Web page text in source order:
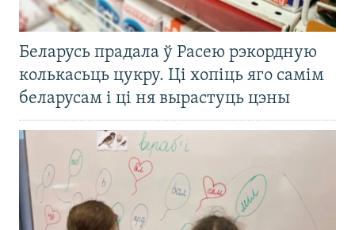
Беларусь прадала ў Расею рэкордную
колькасьць цукру. Ці хопіць яго самім
беларусам і ці ня вырастуць цэны